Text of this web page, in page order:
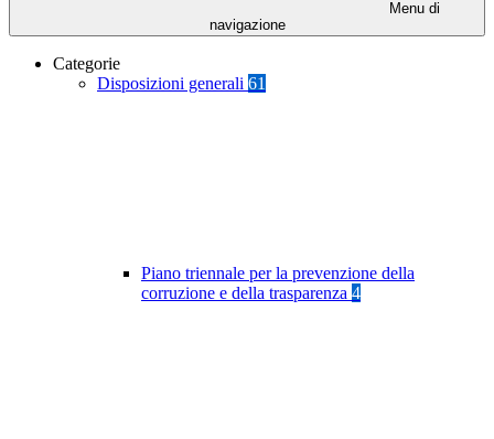
Menu di
navigazione
Categorie
Disposizioni generali 61
Piano triennale per la prevenzione della
corruzione e della trasparenza 4